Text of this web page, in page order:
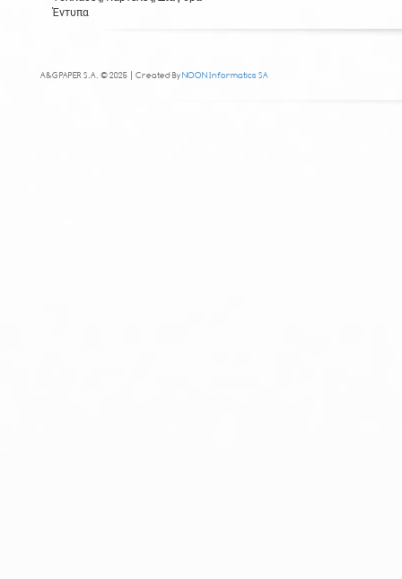
Έντυπα
A&G PAPER S.A. © 2025 | Created ByNOON Informatics SA